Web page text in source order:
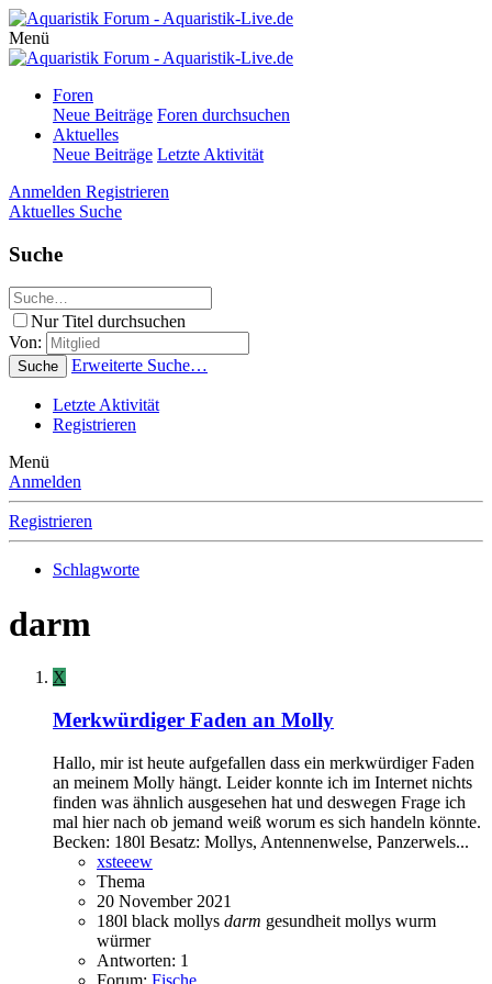
Menü
Foren
Neue Beiträge Foren durchsuchen
Aktuelles
Neue Beiträge Letzte Aktivität
Anmelden Registrieren
Aktuelles Suche
Suche
Nur Titel durchsuchen
Von:
Suche Erweiterte Suche…
Letzte Aktivität
Registrieren
Menü
Anmelden
Registrieren
Schlagworte
darm
X
Merkwürdiger Faden an Molly
Hallo, mir ist heute aufgefallen dass ein merkwürdiger Faden
an meinem Molly hängt. Leider konnte ich im Internet nichts
finden was ähnlich ausgesehen hat und deswegen Frage ich
mal hier nach ob jemand weiß worum es sich handeln könnte.
Becken: 180l Besatz: Mollys, Antennenwelse, Panzerwels...
xsteeew
Thema
20 November 2021
180l black mollys darm gesundheit mollys wurm
würmer
Antworten: 1
Forum: Fische